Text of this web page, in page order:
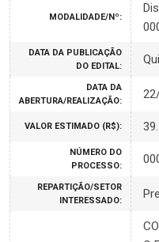
MODALIDADE/Nº:
DATA DA PUBLICAÇÃO
DO EDITAL:
DATA DA
ABERTURA/REALIZAÇÃO:
VALOR ESTIMADO (R$):
NÚMERO DO
PROCESSO:
REPARTIÇÃO/SETOR
INTERESSADO: